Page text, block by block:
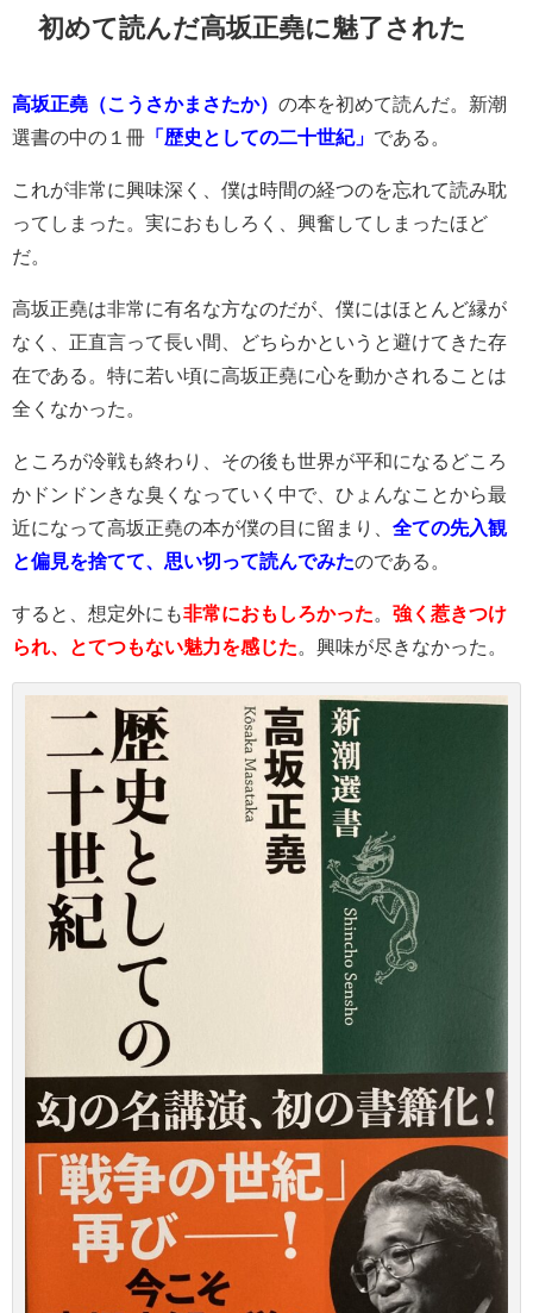
初めて読んだ高坂正堯に魅了された
高坂正堯（こうさかまさたか） の本を初めて読んだ。新潮
選書の中の１冊 「歴史としての二十世紀」 である。
これが非常に興味深く、僕は時間の経つのを忘れて読み耽
ってしまった。実におもしろく、興奮してしまったほど
だ。
高坂正堯は非常に有名な方なのだが、僕にはほとんど縁が
なく、正直言って長い間、どちらかというと避けてきた存
在である。特に若い頃に高坂正堯に心を動かされることは
全くなかった。
ところが冷戦も終わり、その後も世界が平和になるどころ
かドンドンきな臭くなっていく中で、ひょんなことから最
近になって高坂正堯の本が僕の目に留まり、 全ての先入観
と偏見を捨てて、思い切って読んでみたのである。
すると、想定外にも非常におもしろかった。 強く惹きつけ
られ、とてつもない魅力を感じた。興味が尽きなかった。